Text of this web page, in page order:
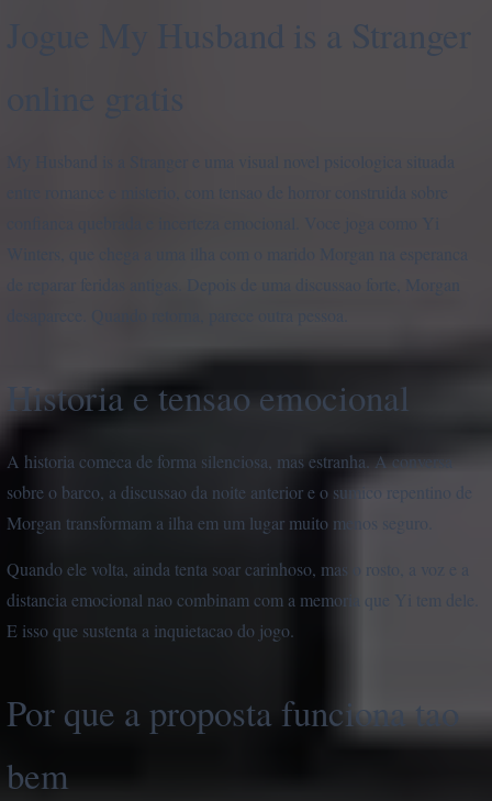
Jogue My Husband is a Stranger
Historia e tensao emocional
A historia comeca de forma silenciosa, mas estranha. A conversa
sobre o barco, a discussao da noite anterior e o sumico repentino de
Morgan transformam a ilha em um lugar muito menos seguro.
Quando ele volta, ainda tenta soar carinhoso, mas o rosto, a voz e a
distancia emocional nao combinam com a memoria que Yi tem dele.
E isso que sustenta a inquietacao do jogo.
Por que a proposta funciona tao
bem